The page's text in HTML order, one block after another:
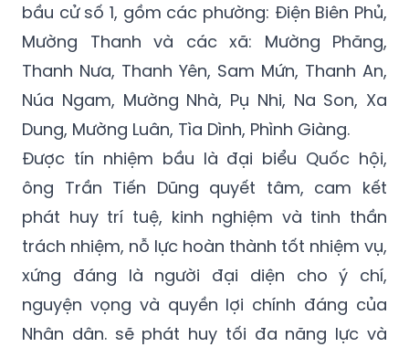
bầu cử số 1, gồm các phường: Điện Biên Phủ,
Mường Thanh và các xã: Mường Phăng,
Thanh Nưa, Thanh Yên, Sam Mứn, Thanh An,
Núa Ngam, Mường Nhà, Pụ Nhi, Na Son, Xa
Dung, Mường Luân, Tìa Dình, Phình Giàng.
Được tín nhiệm bầu là đại biểu Quốc hội,
ông Trần Tiến Dũng quyết tâm, cam kết
phát huy trí tuệ, kinh nghiệm và tinh thần
trách nhiệm, nỗ lực hoàn thành tốt nhiệm vụ,
xứng đáng là người đại diện cho ý chí,
nguyện vọng và quyền lợi chính đáng của
Nhân dân. sẽ phát huy tối đa năng lực và